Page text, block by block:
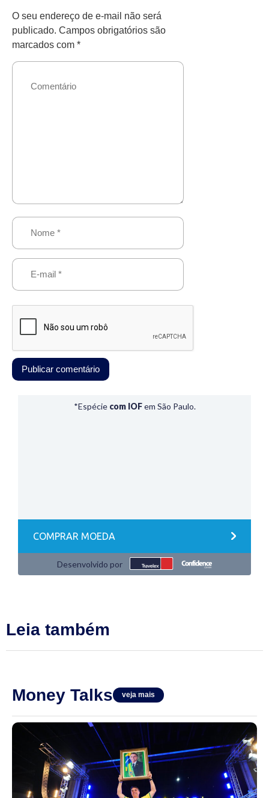
O seu endereço de e-mail não será
publicado. Campos obrigatórios são
marcados com *
Leia também
Money Talks veja mais